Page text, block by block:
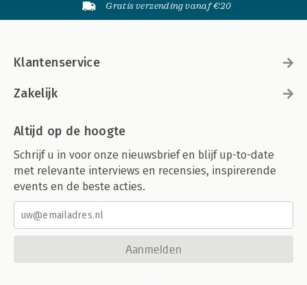
Gratis verzending vanaf €20
Klantenservice
Zakelijk
Altijd op de hoogte
Schrijf u in voor onze nieuwsbrief en blijf up-to-date
met relevante interviews en recensies, inspirerende
events en de beste acties.
Aanmelden